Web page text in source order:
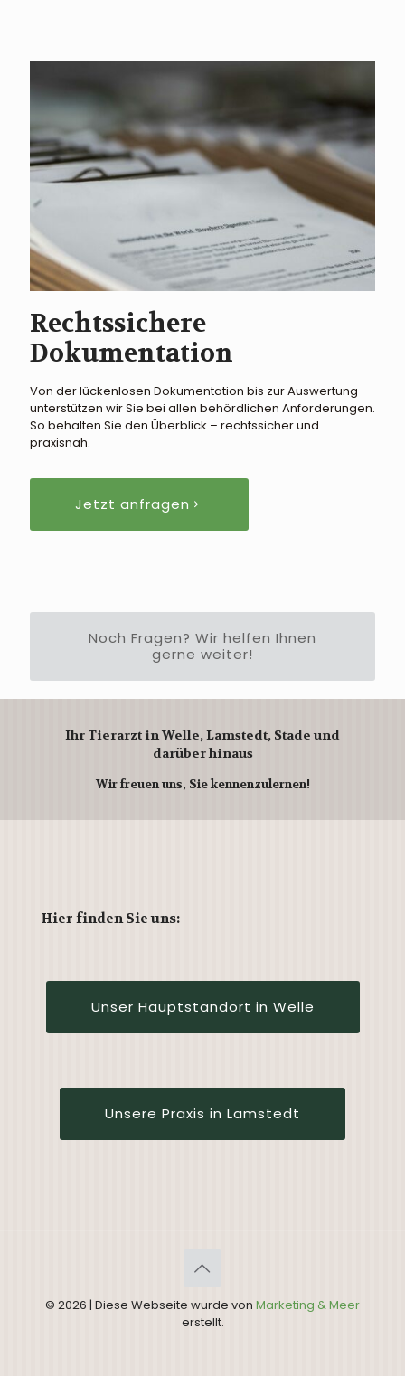
Rechtssichere
Dokumentation
Von der lückenlosen Dokumentation bis zur Auswertung
unterstützen wir Sie bei allen behördlichen Anforderungen.
So behalten Sie den Überblick – rechtssicher und
praxisnah.
Jetzt anfragen
Noch Fragen? Wir helfen Ihnen
gerne weiter!
Ihr Tierarzt in Welle, Lamstedt, Stade und
darüber hinaus
Wir freuen uns, Sie kennenzulernen!
Hier finden Sie uns:
Unser Hauptstandort in Welle
Unsere Praxis in Lamstedt
© 2026 | Diese Webseite wurde von Marketing & Meer
erstellt.